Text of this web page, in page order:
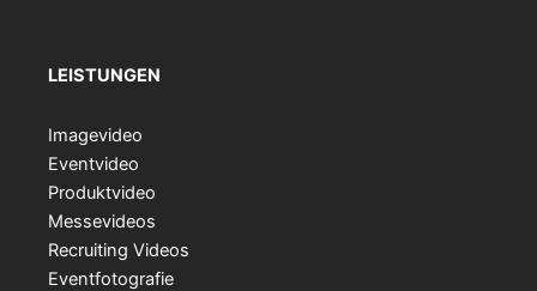
LEISTUNGEN
Imagevideo
Eventvideo
Produktvideo
Messevideos
Recruiting Videos
Eventfotografie